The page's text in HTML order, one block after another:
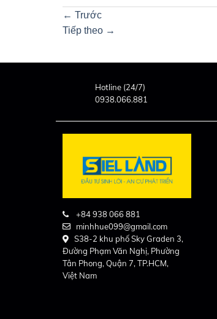
← Trước
Tiếp theo →
Hotline (24/7)
0938.066.881
+84 938 066 881
minhhue099@gmail.com
S38-2 khu phố Sky Graden 3,
Đường Phạm Văn Nghị, Phường
Tân Phong, Quận 7, TP.HCM,
Việt Nam